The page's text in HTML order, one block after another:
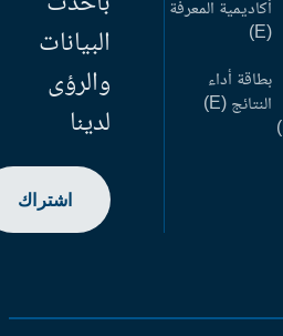
أكاديمية المعرفة
بطاقة أداء
النتائج (E)
البيانات
والرؤى
لدينا
اشتراك